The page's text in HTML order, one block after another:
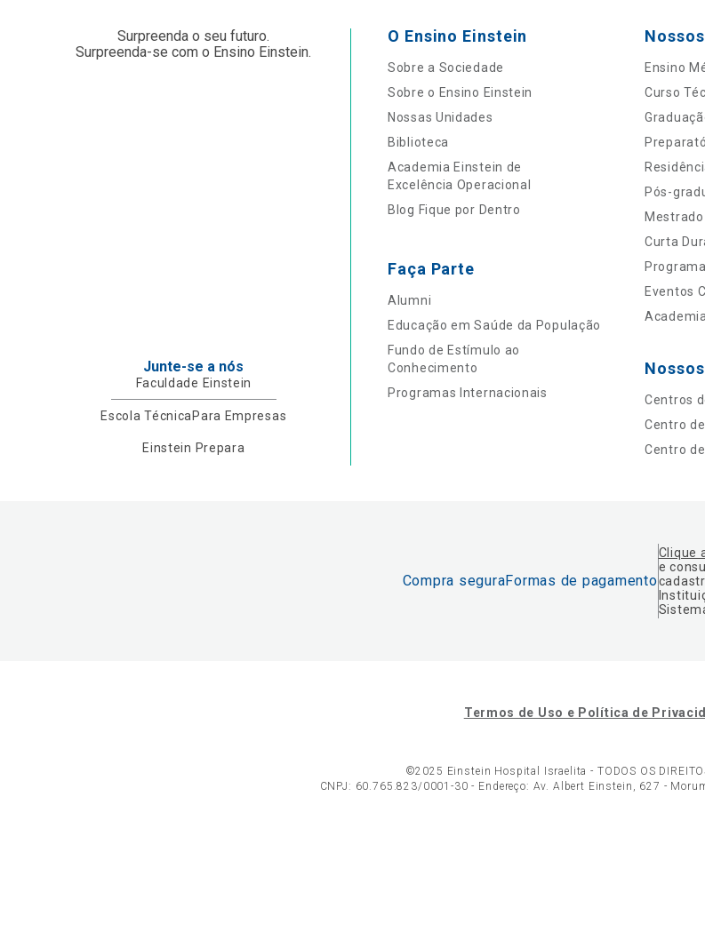
Surpreenda o seu futuro.
Surpreenda-se com o Ensino Einstein.
Junte-se a nós
Faculdade Einstein
Escola Técnica Para Empresas
Einstein Prepara
O Ensino Einstein
Sobre a Sociedade
Sobre o Ensino Einstein
Nossas Unidades
Biblioteca
Academia Einstein de
Excelência Operacional
Blog Fique por Dentro
Faça Parte
Alumni
Educação em Saúde da População
Fundo de Estímulo ao
Conhecimento
Programas Internacionais
Ensino
Curso
Pós-
Curta
Eventos
Centros
Centro
Centro
Compra seguraFormas de pagamento
Clique
e
Termos de Uso e Política de
©2025 Einstein Hospital Israelita - TODOS OS
CNPJ: 60.765.823/0001-30 - Endereço: Av. Albert Einstein, 627 -